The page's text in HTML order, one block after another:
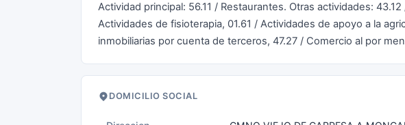
Actividad principal: 56.11 / Restaurantes. Otras actividades:
Actividades de fisioterapia, 01.61 / Actividades de apoyo a la
inmobiliarias por cuenta de terceros, 47.27 / Comercio al por
DOMICILIO SOCIAL